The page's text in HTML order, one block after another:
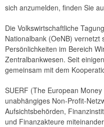
sich anzumelden, finden Sie
Die Volkswirtschaftliche
Nationalbank (OeNB)
Persönlichkeiten im Bereich
Zentralbankwesen. Seit
gemeinsam mit dem
SUERF (The European
unabhängiges Non-Profit-
Aufsichtsbehörden,
und Finanzakteure